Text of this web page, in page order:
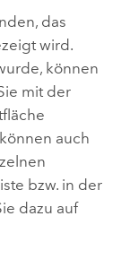
das
wird.
können
mit der
auch
bzw. in der
dazu auf